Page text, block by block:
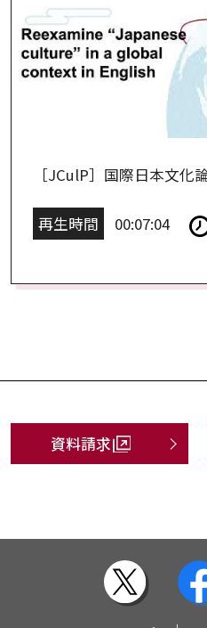
［JCulP］国際日本文化
再生時間 00:07:04
資料請求